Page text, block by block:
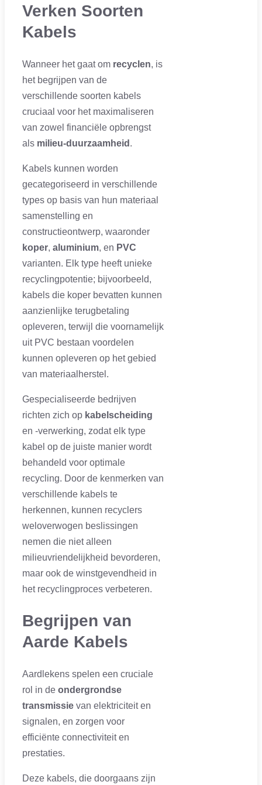
Verken Soorten
Kabels
Wanneer het gaat om recyclen, is
het begrijpen van de
verschillende soorten kabels
cruciaal voor het maximaliseren
van zowel financiële opbrengst
als milieu-duurzaamheid .
Kabels kunnen worden
gecategoriseerd in verschillende
types op basis van hun materiaal
samenstelling en
constructieontwerp, waaronder
koper, aluminium, en PVC
varianten. Elk type heeft unieke
recyclingpotentie; bijvoorbeeld,
kabels die koper bevatten kunnen
aanzienlijke terugbetaling
opleveren, terwijl die voornamelijk
uit PVC bestaan voordelen
kunnen opleveren op het gebied
van materiaalherstel.
Gespecialiseerde bedrijven
richten zich op kabelscheiding
en -verwerking, zodat elk type
kabel op de juiste manier wordt
behandeld voor optimale
recycling. Door de kenmerken van
verschillende kabels te
herkennen, kunnen recyclers
weloverwogen beslissingen
nemen die niet alleen
milieuvriendelijkheid bevorderen,
maar ook de winstgevendheid in
het recyclingproces verbeteren.
Begrijpen van
Aarde Kabels
Aardlekens spelen een cruciale
rol in de ondergrondse
transmissie van elektriciteit en
signalen, en zorgen voor
efficiënte connectiviteit en
prestaties.
Deze kabels, die doorgaans zijn